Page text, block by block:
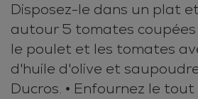
Disposez-le dans un plat
autour 5 tomates coupées
le poulet et les tomates
d'huile d'olive et
Ducros. • Enfournez le